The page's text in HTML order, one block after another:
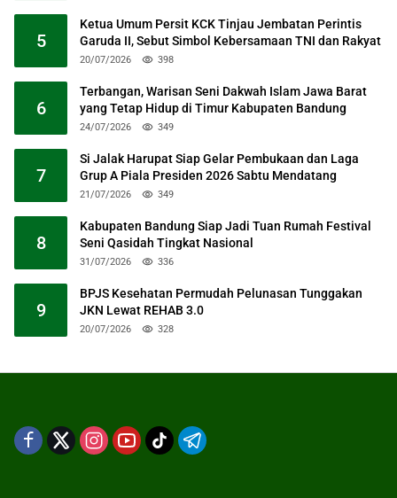
5
Ketua Umum Persit KCK Tinjau Jembatan Perintis
Garuda II, Sebut Simbol Kebersamaan TNI dan Rakyat
20/07/2026 398
6
Terbangan, Warisan Seni Dakwah Islam Jawa Barat
yang Tetap Hidup di Timur Kabupaten Bandung
24/07/2026 349
7
Si Jalak Harupat Siap Gelar Pembukaan dan Laga
Grup A Piala Presiden 2026 Sabtu Mendatang
21/07/2026 349
8
Kabupaten Bandung Siap Jadi Tuan Rumah Festival
Seni Qasidah Tingkat Nasional
31/07/2026 336
9
BPJS Kesehatan Permudah Pelunasan Tunggakan
JKN Lewat REHAB 3.0
20/07/2026 328